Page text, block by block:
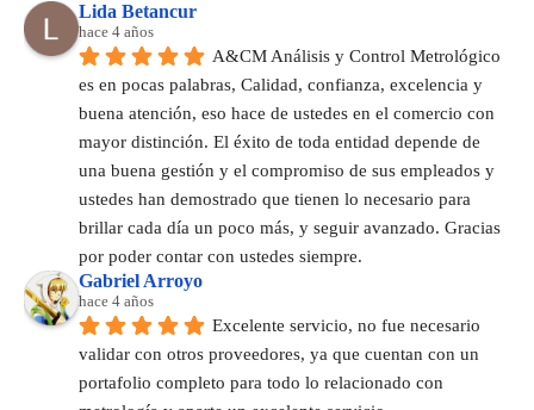
Lida Betancur
hace 4 años
A&CM Análisis y Control Metrológico
es en pocas palabras, Calidad, confianza, excelencia y
buena atención, eso hace de ustedes en el comercio con
mayor distinción. El éxito de toda entidad depende de
una buena gestión y el compromiso de sus empleados y
ustedes han demostrado que tienen lo necesario para
brillar cada día un poco más, y seguir avanzado. Gracias
por poder contar con ustedes siempre.
Gabriel Arroyo
hace 4 años
Excelente servicio, no fue necesario
validar con otros proveedores, ya que cuentan con un
portafolio completo para todo lo relacionado con